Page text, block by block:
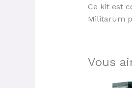
Ce kit est
Militarum
Vous